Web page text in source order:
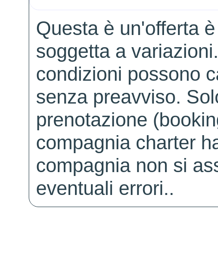
Questa è un'offerta
soggetta a
condizioni possono
senza preavviso.
prenotazione
compagnia charter
compagnia non si
eventuali errori..